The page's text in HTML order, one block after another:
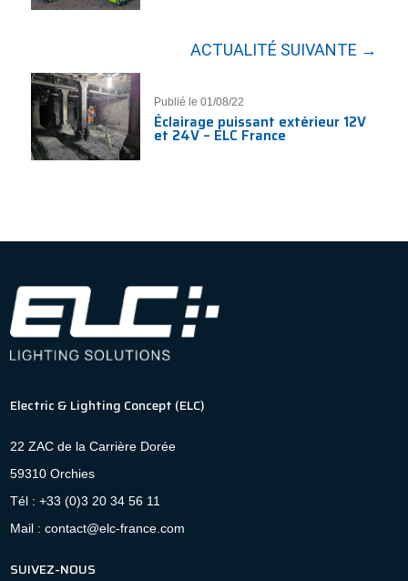
ACTUALITÉ SUIVANTE →
Publié le 01/08/22
Éclairage puissant extérieur 12V
et 24V – ELC France
Electric & Lighting Concept (ELC)
22 ZAC de la Carrière Dorée
59310 Orchies
Tél : +33 (0)3 20 34 56 11
Mail : contact@elc-france.com
SUIVEZ-NOUS